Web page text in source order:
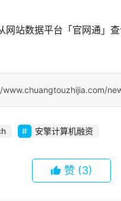
网站数据平台「官网通」
安擎计算机融资
赞 (3)